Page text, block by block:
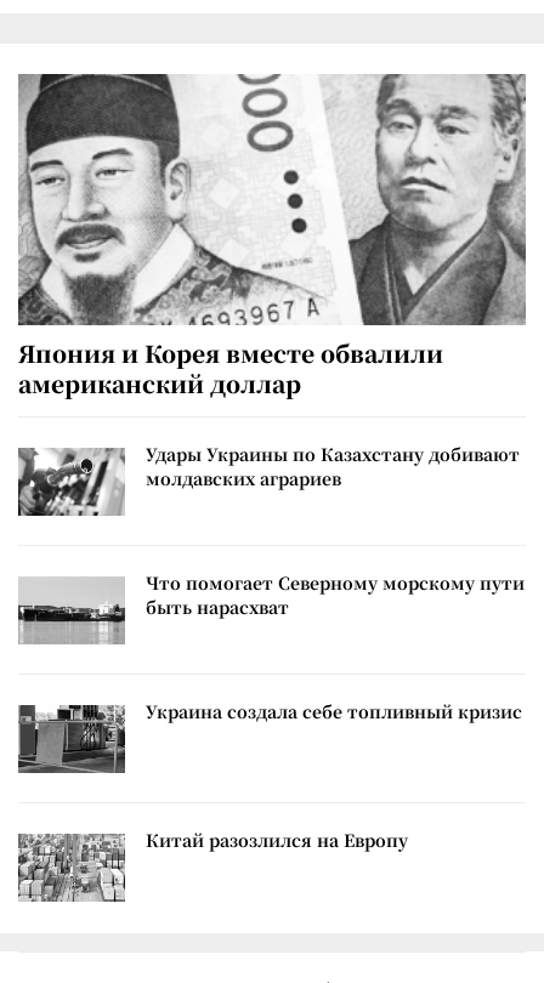
Япония и Корея вместе обвалили
американский доллар
Удары Украины по Казахстану добивают
молдавских аграриев
Что помогает Северному морскому пути
быть нарасхват
Украина создала себе топливный кризис
Китай разозлился на Европу